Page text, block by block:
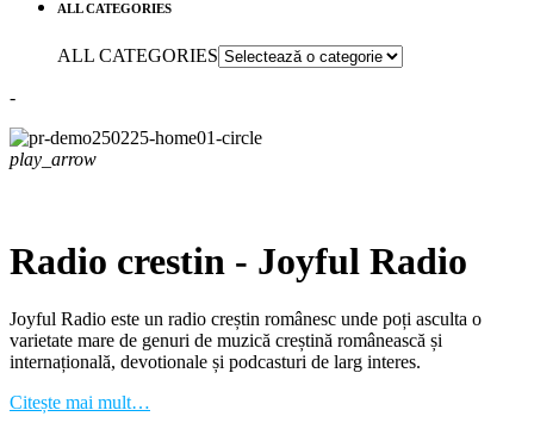
ALL CATEGORIES
ALL CATEGORIES
-
play_arrow
Radio crestin - Joyful Radio
Joyful Radio este un radio creștin românesc unde poți asculta o
varietate mare de genuri de muzică creștină românească și
internațională, devotionale și podcasturi de larg interes.
Citește mai mult…